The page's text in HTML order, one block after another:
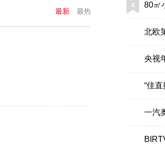
最新 最热
4